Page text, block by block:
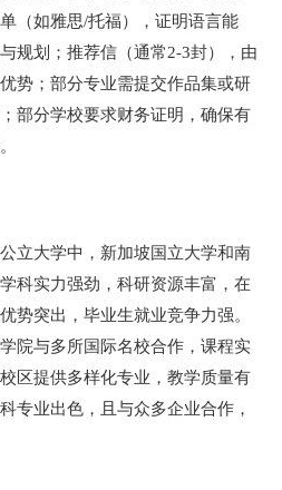
（如雅思/托福），证明语言能
规划；推荐信（通常2-3封），由
势；部分专业需提交作品集或研
部分学校要求财务证明，确保有
立大学中，新加坡国立大学和南
科实力强劲，科研资源丰富，在
势突出，毕业生就业竞争力强。
院与多所国际名校合作，课程实
区提供多样化专业，教学质量有
专业出色，且与众多企业合作，